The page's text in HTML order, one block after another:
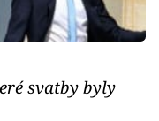
svatby byly